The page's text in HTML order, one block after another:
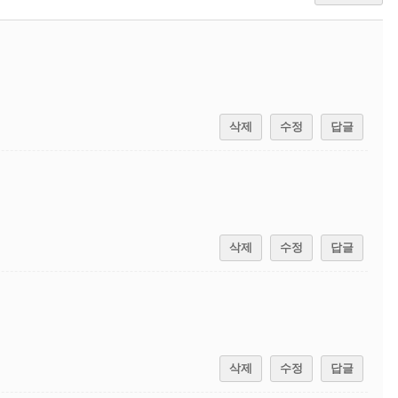
삭제 수정 답글
삭제 수정 답글
삭제 수정 답글